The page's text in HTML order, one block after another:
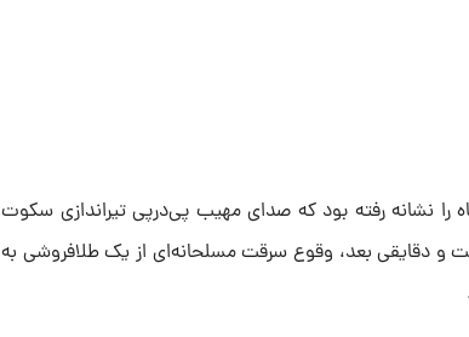
و ششم دی‌ماه را نشانه رفته بود که صدای مهیب پی‌درپی تیراندازی سکوت
دقایقی بعد، وقوع سرقت مسلحانه‌ای از یک طلافروشی به